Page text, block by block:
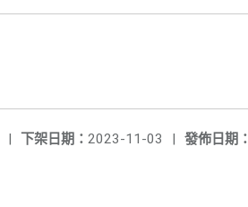
發佈日期：
下架日期： 2023-11-03 |
|